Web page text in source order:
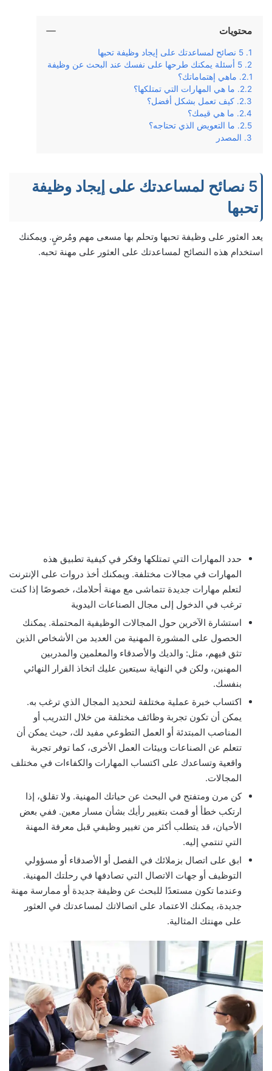
محتويات
5 نصائح لمساعدتك على إيجاد وظيفة تحبها
5 أسئلة يمكنك طرحها على نفسك عند البحث عن وظيفة
ماهي إهتماماتك؟
ما هي المهارات التي تمتلكها؟
كيف تعمل بشكل أفضل؟
ما هي قيمك؟
ما التعويض الذي تحتاجه؟
المصدر
5 نصائح لمساعدتك على إيجاد وظيفة
تحبها
يعد العثور على وظيفة تحبها وتحلم بها مسعى مهم ومُرضٍ. ويمكنك
استخدام هذه النصائح لمساعدتك على العثور على مهنة تحبه.
حدد المهارات التي تمتلكها وفكر في كيفية تطبيق هذه
المهارات في مجالات مختلفة. ويمكنك أخذ دروات على الإنترنت
لتعلم مهارات جديدة تتماشى مع مهنة أحلامك، خصوصًا إذا كنت
ترغب في الدخول إلى مجال الصناعات اليدوية
استشارة الآخرين حول المجالات الوظيفية المحتملة. يمكنك
الحصول على المشورة المهنية من العديد من الأشخاص الذين
تثق فيهم، مثل: والديك والأصدقاء والمعلمين والمدربين
المهنين، ولكن في النهاية سيتعين عليك اتخاذ القرار النهائي
بنفسك.
اكتساب خبرة عملية مختلفة لتحديد المجال الذي ترغب به.
يمكن أن تكون تجربة وظائف مختلفة من خلال التدريب أو
المناصب المبتدئة أو العمل التطوعي مفيد لك، حيث يمكن أن
تتعلم عن الصناعات وبيئات العمل الأخرى، كما توفر تجربة
واقعية وتساعدك على اكتساب المهارات والكفاءات في مختلف
المجالات.
كن مرن ومتفتح في البحث عن حياتك المهنية. ولا تقلق، إذا
ارتكب خطأ أو قمت بتغيير رأيك بشأن مسار معين. ففي بعض
الأحيان، قد يتطلب أكثر من تغيير وظيفي قبل معرفة المهنة
التي تنتمي إليه.
ابق على اتصال بزملائك في الفصل أو الأصدقاء أو مسؤولي
التوظيف أو جهات الاتصال التي تصادفها في رحلتك المهنية.
وعندما تكون مستعدًا للبحث عن وظيفة جديدة أو ممارسة مهنة
جديدة، يمكنك الاعتماد على اتصالاتك لمساعدتك في العثور
على مهنتك المثالية.